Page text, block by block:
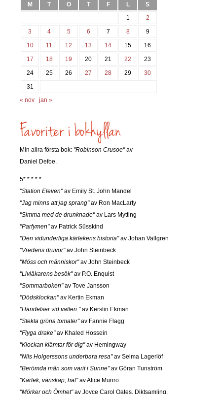
M
T O T F L
S
1
2
3
4 5 6 7 8
9
10
11 12 13 14 15
16
17
18 19 20 21 22
23
24
25 26 27 28 29
30
31
« nov
jan »
Min allra första bok: "Robinson Crusoe"av
Daniel Defoe.
5* * * * *
"Station Eleven"av Emily St. John Mandel
"Jag minns att jag sprang"av Ron MacLarty
"Simma med de drunknade"av Lars Mytting
"Parfymen"av Patrick Süsskind
"Den vidunderliga kärlekens historia"av Johan Vallgren
"Vredens druvor"av John Steinbeck
"Möss och människor"av John Steinbeck
"Livläkarens besök"av P.O. Enquist
"Sommarboken"av Tove Jansson
"Dödsklockan"av Kertin Ekman
"Händelser vid vatten "av Kerstin Ekman
"Stekta gröna tomater"av Fannie Flagg
"Flyga drake"av Khaled Hossein
"Klockan klämtar för dig"av Hemingway
"Nils Holgerssons underbara resa"av Selma Lagerlöf
"Berömda män som varit i Sunne"av Göran Tunström
"Kärlek, vänskap, hat"av Alice Munro
"Mörker och Ömhet"av Joyce Carol Oates. Diktsamling.